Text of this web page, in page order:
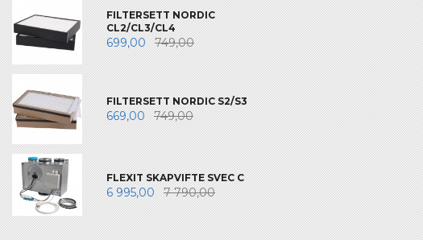
FILTERSETT NORDIC
CL2/CL3/CL4
699,00 749,00
FILTERSETT NORDIC S2/S3
669,00 749,00
FLEXIT SKAPVIFTE SVEC C
6 995,00 7 790,00